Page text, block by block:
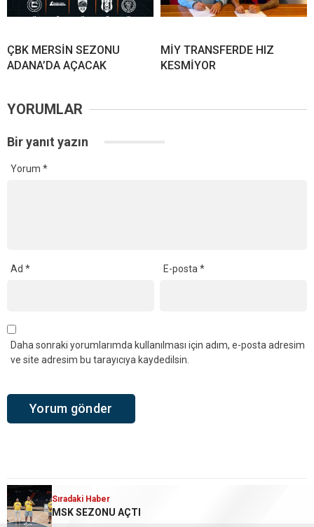
Sıradaki Haber
MİY TRANSFERLERE DEVAM EDİYOR
Sıradaki Haber
Beren Akış’tan Bronz Madalya
ÇBK MERSİN SEZONU
ADANA’DA AÇACAK
MİY TRANSFERDE HIZ
KESMİYOR
YORUMLAR
Bir yanıt yazın
Yorum *
Ad * E-posta*
Daha sonraki yorumlarımda kullanılması için adım, e-posta adresim
ve site adresim bu tarayıcıya kaydedilsin.
Sıradaki Haber
MSK SEZONU AÇTI
Ana Sayfa› Haber kategori › Spor